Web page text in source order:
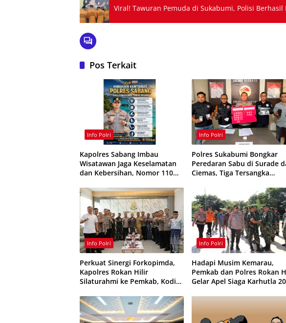
Viral! Tawuran Pemuda di Sukabumi, Polisi Berhasil
Pos Terkait
Info Polri
Kapolres Sabang Imbau
Wisatawan Jaga Keselamatan
dan Kebersihan, Nomor 110
Info Polri
Polres Sukabumi Bongkar
Peredaran Sabu di Surade
Ciemas, Tiga Tersangka
Info Polri
Perkuat Sinergi Forkopimda,
Kapolres Rokan Hilir
Silaturahmi ke Pemkab, Kodim
Info Polri
Hadapi Musim Kemarau,
Pemkab dan Polres Rokan
Gelar Apel Siaga Karhutla
Kebakaran